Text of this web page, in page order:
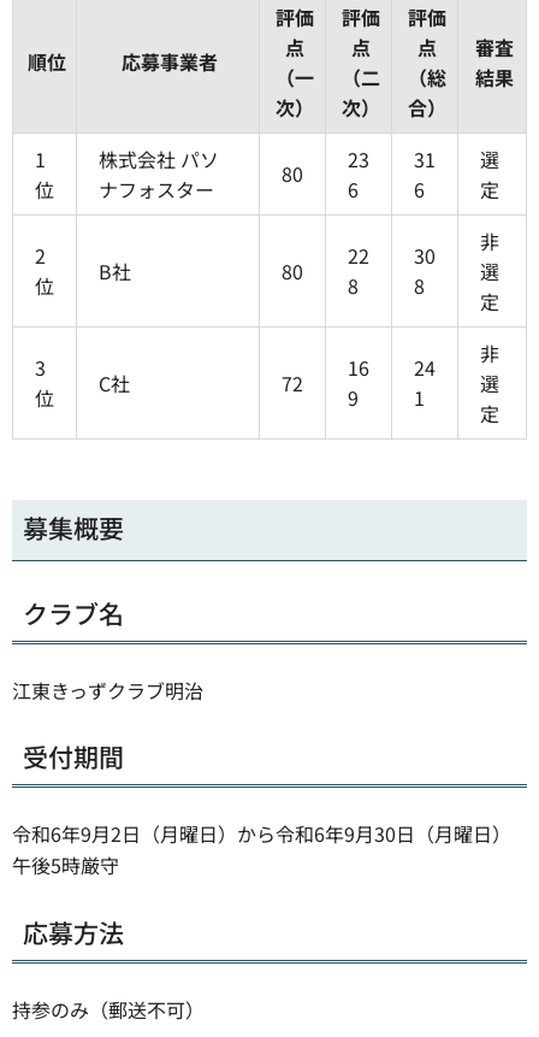
順位 応募事業者
評価
点
（一
次）
評価
点
（二
次）
評価
点
（総
合）
審査
結果
1
位
株式会社 パソ
ナフォスター
80
23
6
31
6
選
定
2
位
B社 80
22
8
30
8
非
選
定
3
位
C社 72
16
9
24
1
非
選
定
募集概要
クラブ名
江東きっずクラブ明治
受付期間
令和6年9月2日（月曜日）から令和6年9月30日（月曜日）
午後5時厳守
応募方法
持参のみ（郵送不可）